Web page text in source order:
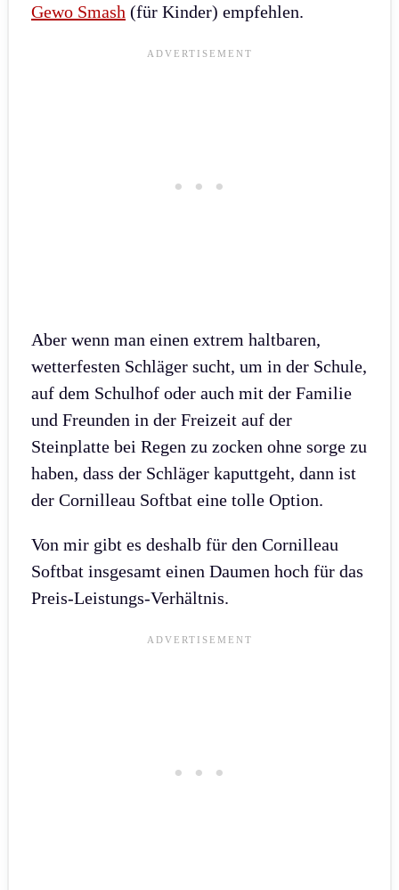
Gewo Smash (für Kinder) empfehlen.
Aber wenn man einen extrem haltbaren,
wetterfesten Schläger sucht, um in der Schule,
auf dem Schulhof oder auch mit der Familie
und Freunden in der Freizeit auf der
Steinplatte bei Regen zu zocken ohne sorge zu
haben, dass der Schläger kaputtgeht, dann ist
der Cornilleau Softbat eine tolle Option.
Von mir gibt es deshalb für den Cornilleau
Softbat insgesamt einen Daumen hoch für das
Preis-Leistungs-Verhältnis.